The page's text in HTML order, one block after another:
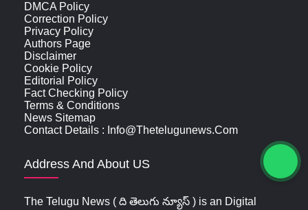
DMCA Policy
Correction Policy
Privacy Policy
Authors Page
Disclaimer
Cookie Policy
Editorial Policy
Fact Checking Policy
Terms & Conditions
News Sitemap
Contact Details : Info@thetelugunews.com
Address And About US
The Telugu News ( ది తెలుగు న్యూస్‌ ) is an Digital